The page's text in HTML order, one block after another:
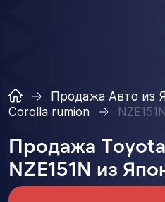
Продажа Авто из
Corolla rumion
NZE151N
Продажа
NZE151N из